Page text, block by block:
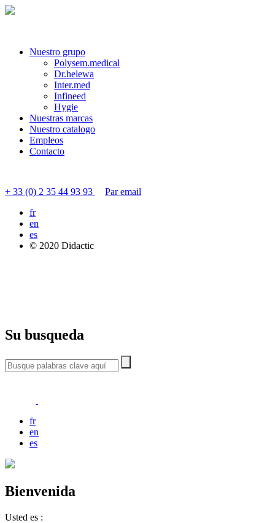
Nuestro grupo
Polysem.medical
Dr.helewa
Inter.med
Infineed
Hygie
Nuestras marcas
Nuestro catalogo
Empleos
Contacto
+ 33 (0) 2 35 44 93 93
Par email
fr
en
es
© 2020 Didactic
Su busqueda
fr
en
es
Bienvenida
Usted es :